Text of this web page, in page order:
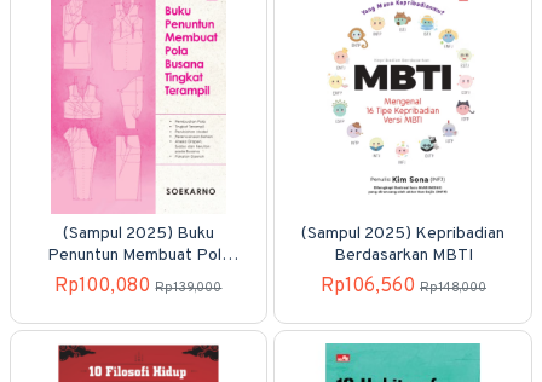
(Sampul 2025) Buku
Penuntun Membuat Pola
Busana Tingkat Terampil
Rp100,080 Rp139,000
(Sampul 2025) Kepribadian
Berdasarkan MBTI
Rp106,560 Rp148,000